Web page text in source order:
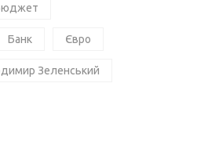
Банк Євро
Зеленський